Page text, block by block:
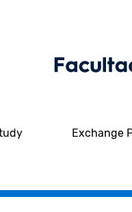
Exchange